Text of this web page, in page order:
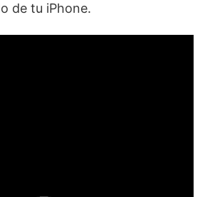
de tu iPhone.